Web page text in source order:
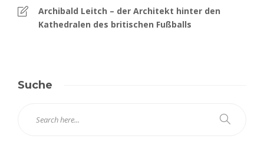
Archibald Leitch – der Architekt hinter den
Kathedralen des britischen Fußballs
Suche